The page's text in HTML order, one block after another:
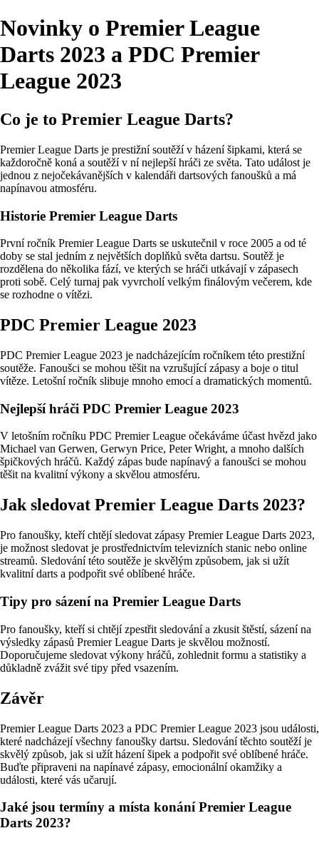
Novinky o Premier League
Darts 2023 a PDC Premier
League 2023
Co je to Premier League Darts?
Premier League Darts je prestižní soutěží v házení šipkami, která se
každoročně koná a soutěží v ní nejlepší hráči ze světa. Tato událost je
jednou z nejočekávanějších v kalendáři dartsových fanoušků a má
napínavou atmosféru.
Historie Premier League Darts
První ročník Premier League Darts se uskutečnil v roce 2005 a od té
doby se stal jedním z největších doplňků světa dartsu. Soutěž je
rozdělena do několika fází, ve kterých se hráči utkávají v zápasech
proti sobě. Celý turnaj pak vyvrcholí velkým finálovým večerem, kde
se rozhodne o vítězi.
PDC Premier League 2023
PDC Premier League 2023 je nadcházejícím ročníkem této prestižní
soutěže. Fanoušci se mohou těšit na vzrušující zápasy a boje o titul
vítěze. Letošní ročník slibuje mnoho emocí a dramatických momentů.
Nejlepší hráči PDC Premier League 2023
V letošním ročníku PDC Premier League očekáváme účast hvězd jako
Michael van Gerwen, Gerwyn Price, Peter Wright, a mnoho dalších
špičkových hráčů. Každý zápas bude napínavý a fanoušci se mohou
těšit na kvalitní výkony a skvělou atmosféru.
Jak sledovat Premier League Darts 2023?
Pro fanoušky, kteří chtějí sledovat zápasy Premier League Darts 2023,
je možnost sledovat je prostřednictvím televizních stanic nebo online
streamů. Sledování této soutěže je skvělým způsobem, jak si užít
kvalitní darts a podpořit své oblíbené hráče.
Tipy pro sázení na Premier League Darts
Pro fanoušky, kteří si chtějí zpestřit sledování a zkusit štěstí, sázení na
výsledky zápasů Premier League Darts je skvělou možností.
Doporučujeme sledovat výkony hráčů, zohlednit formu a statistiky a
důkladně zvážit své tipy před vsazením.
Závěr
Premier League Darts 2023 a PDC Premier League 2023 jsou události,
které nadcházejí všechny fanoušky dartsu. Sledování těchto soutěží je
skvělý způsob, jak si užít házení šipek a podpořit své oblíbené hráče.
Buďte připraveni na napínavé zápasy, emocionální okamžiky a
události, které vás učarují.
Jaké jsou termíny a místa konání Premier League
Darts 2023?